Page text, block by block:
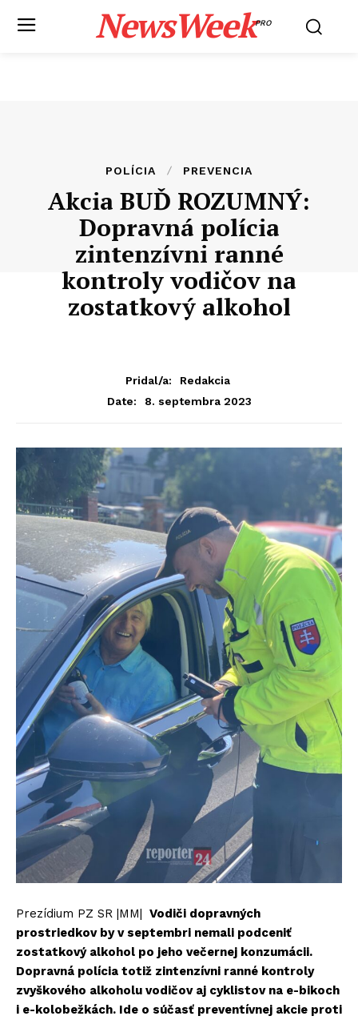
NewsWeekPRO
POLÍCIA PREVENCIA
Akcia BUĎ ROZUMNÝ:
Dopravná polícia
zintenzívni ranné
kontroly vodičov na
zostatkový alkohol
Pridal/a:
Redakcia
Date:
8. septembra 2023
Prezídium PZ SR |MM| Vodiči dopravných
prostriedkov by v septembri nemali podceniť
zostatkový alkohol po jeho večernej konzumácii.
Dopravná polícia totiž zintenzívni ranné kontroly
zvyškového alkoholu vodičov aj cyklistov na e-bikoch
i e-kolobežkách. Ide o súčasť preventívnej akcie proti